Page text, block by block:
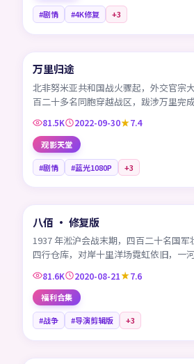
#剧情 #4K修复 +3
CN
万里归途
北非努米亚共和国战火骤起，外交官宗
百二十多名同胞穿越战区，跋涉万里完
81.5K 2022-09-30 7.4
观影天堂
#剧情 #蓝光1080P +3
CN
八佰 · 修复版
1937 年淞沪会战末期，四百二十名国
四行仓库，对岸十里洋场霓虹依旧，一
81.6K 2020-08-21 7.6
福利合集
#战争 #导演剪辑版 +3